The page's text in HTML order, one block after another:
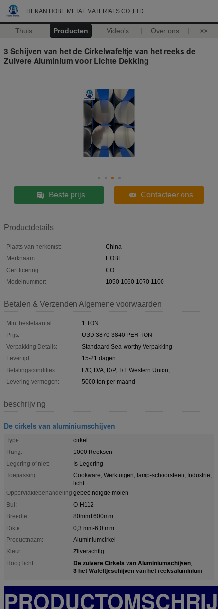
HENAN HOBE METAL MATERIALS CO.,LTD.
Thuis Producten Video's Over ons >>
3 Schijven van het de Cirkelwafeltje van het reeks de
Zuivere Aluminium voor Lichte Dekking
Beste prijs Contacteer ons
Productdetails
Plaats van herkomst:
China
Merknaam:
HOBE
Certificering:
CO
Modelnummer:
1050 1060 1070 1100
Betalen & Verzenden Algemene voorwaarden
Min. bestelaantal:
1 TON
Prijs:
USD 3870-3840 PER TON
Verpakking Details:
Standaard Sea-worthy Verpakking
Levertijd:
15-21 dagen
Betalingscondities:
L/C, D/A, D/P, T/T, Western Union,
Levering vermogen:
5000 ton per maand
beschrijving
De cirkels van aluminiumschijven
Type:
cirkel
Rang:
1000 Reeksen
Legering of niet:
Is Legering
Toepassing:
Cookware, Werktuigen, lamp-schoorsteen, Industrie,
licht
Oppervlaktebehandeling:gebeëindigde molen
Bui:
O-H112
Breedte:
80mm1600mm
Dikte:
0,3 mm-6,0 mm
Productnaam:
Aluminiumcirkel
Kleur:
Zilverachtig
Hoog licht:
De zuivere Cirkels van Aluminiumschijven,
3 het Wafeltjeschijven van het reeksaluminium